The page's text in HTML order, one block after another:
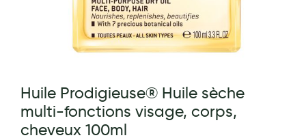
Crème solaire - Visage et corps
Accessoires, coutellerie, brosserie
Bouillottes
Huile Prodigieuse® Huile sèche
multi-fonctions visage, corps,
cheveux 100ml